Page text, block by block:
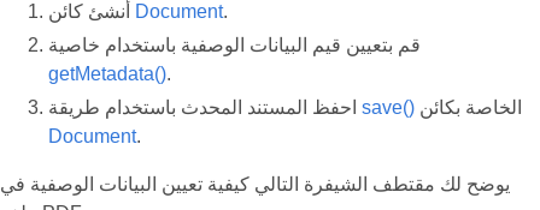
Document.
قم بتعيين قيم البيانات الوصفية باستخدام خاصية
getMetadata().
save() الخاصة بكائن
Document.
يوضح لك مقتطف الشيفرة التالي كيفية تعيين البيانات الوصفية في